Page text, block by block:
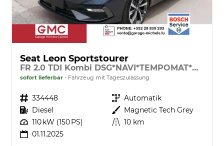
Seat Leon Sportstourer
FR 2.0 TDI Kombi DSG*NAVI*TEMPOMAT*KAMERA*KEYLESS-GO*VIRTUAL COCKPIT*
sofort lieferbar Fahrzeug mit Tageszulassung
Fahrzeugnr. 334448 Getriebe Automatik
Kraftstoff Diesel Außenfarbe Magnetic Tech Grey
Leistung 110 kW (150 PS) Kilometerstand 10 km
01.11.2025